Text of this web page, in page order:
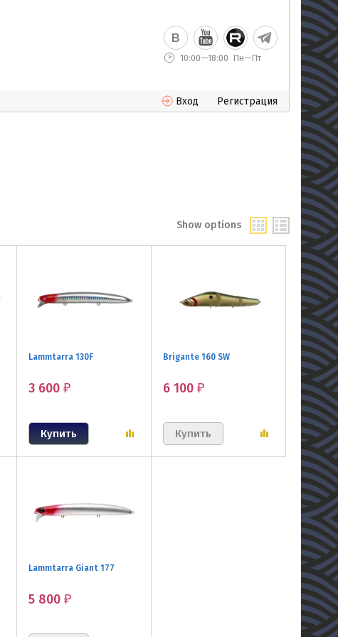
10:00—18:00
Пн—Пт
Вход Регистрация
Show options
Lammtarra 130F
3 600 ₽
Brigante 160 SW
6 100 ₽
Lammtarra Giant 177
5 800 ₽